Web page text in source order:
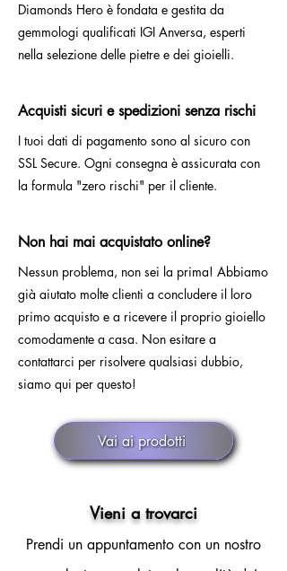
Diamonds Hero è fondata e gestita da
gemmologi qualificati IGI Anversa, esperti
nella selezione delle pietre e dei gioielli.
Acquisti sicuri e spedizioni senza rischi
I tuoi dati di pagamento sono al sicuro con
SSL Secure. Ogni consegna è assicurata con
la formula "zero rischi" per il cliente.
Non hai mai acquistato online?
Nessun problema, non sei la prima! Abbiamo
già aiutato molte clienti a concludere il loro
primo acquisto e a ricevere il proprio gioiello
comodamente a casa. Non esitare a
contattarci per risolvere qualsiasi dubbio,
siamo qui per questo!
Vai ai prodotti
Vieni a trovarci
Prendi un appuntamento con un nostro